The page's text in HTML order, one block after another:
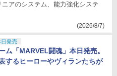
アのシステム、能力強化システ
(2026/8/7)
日発売
ム「MARVEL闘魂」本日発売。
するヒーローやヴィランたちが